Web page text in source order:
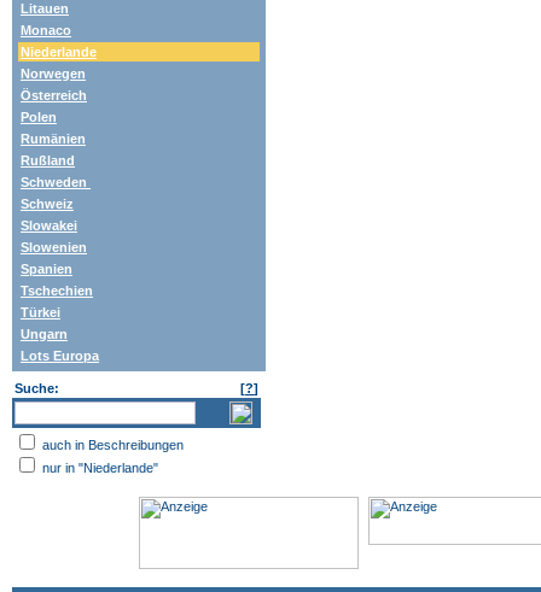
Litauen
Monaco
Niederlande
Norwegen
Österreich
Polen
Rumänien
Rußland
Schweden
Schweiz
Slowakei
Slowenien
Spanien
Tschechien
Türkei
Ungarn
Lots Europa
Suche: [?]
auch in Beschreibungen
nur in "Niederlande"